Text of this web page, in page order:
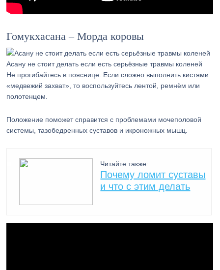
Гомукхасана – Морда коровы
Асану не стоит делать если есть серьёзные травмы коленей
Не прогибайтесь в пояснице. Если сложно выполнить кистями
«медвежий захват», то воспользуйтесь лентой, ремнём или
полотенцем.
Положение поможет справится с проблемами мочеполовой
системы, тазобедренных суставов и икроножных мышц.
Читайте также:
Почему ломит суставы
и что с этим делать